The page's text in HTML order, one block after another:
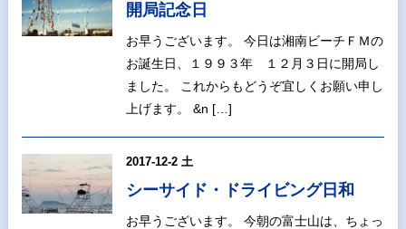
開局記念日
お早うございます。 今日は湘南ビーチＦＭの
お誕生日、１９９３年 １２月３日に開局し
ました。 これからもどうぞ宜しくお願い申し
上げます。 &n […]
2017-12-2 土
シーサイド・ドライビング日和
お早うございます。 今朝の富士山は、ちょっ